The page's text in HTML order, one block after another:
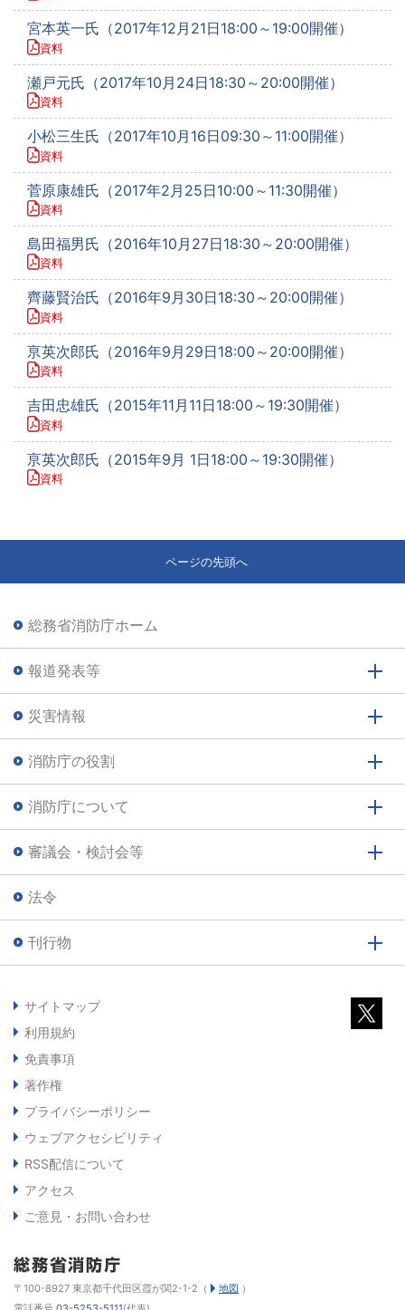
宮本英一氏（2017年12月21日18:00～19:00開催）
資料
瀬戸元氏（2017年10月24日18:30～20:00開催）
資料
小松三生氏（2017年10月16日09:30～11:00開催）
資料
菅原康雄氏（2017年2月25日10:00～11:30開催）
資料
島田福男氏（2016年10月27日18:30～20:00開催）
資料
齊藤賢治氏（2016年9月30日18:30～20:00開催）
資料
亰英次郎氏（2016年9月29日18:00～20:00開催）
資料
吉田忠雄氏（2015年11月11日18:00～19:30開催）
資料
亰英次郎氏（2015年9月 1日18:00～19:30開催）
資料
ページの先頭へ
総務省消防庁ホーム
報道発表等
災害情報
消防庁の役割
消防庁について
審議会・検討会等
法令
刊行物
サイトマップ
利用規約
免責事項
著作権
プライバシーポリシー
ウェブアクセシビリティ
RSS配信について
アクセス
ご意見・お問い合わせ
〒100-8927 東京都千代田区霞が関2-1-2（ 地図 ）